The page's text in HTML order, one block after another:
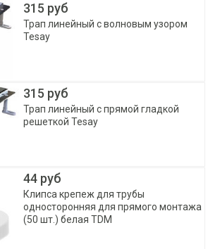
315 руб
Трап линейный с волновым узором
Tesay
315 руб
Трап линейный с прямой гладкой
решеткой Tesay
44 руб
Клипса крепеж для трубы
односторонняя для прямого монтажа
(50 шт.) белая TDM